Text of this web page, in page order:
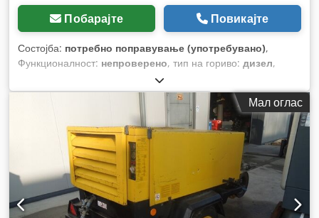
Побарајте Повикајте
Состојба: потребно поправување (употребувано),
Функционалност: непроверено, тип на гориво: дизел,
, работни часови:
Мал оглас